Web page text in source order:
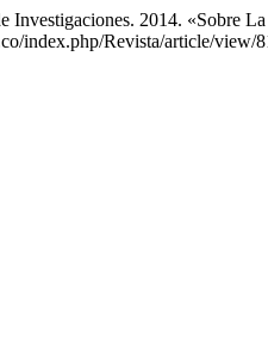
Investigaciones. 2014. «Sobre
index.php/Revista/article/view/